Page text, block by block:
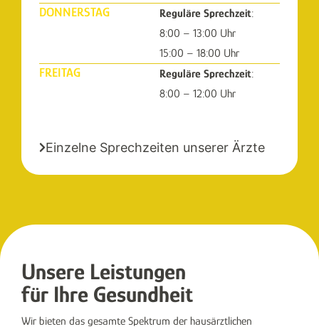
DONNERSTAG Reguläre Sprechzeit:
8:00 – 13:00 Uhr
15:00 – 18:00 Uhr
FREITAG Reguläre Sprechzeit:
8:00 – 12:00 Uhr
Einzelne Sprechzeiten unserer Ärzte
Unsere Leistungen
für Ihre Gesundheit
Wir bieten das gesamte Spektrum der hausärztlichen